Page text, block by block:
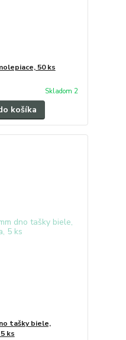
50 ks
Skladom 2
košíka
tašky biele,
ks